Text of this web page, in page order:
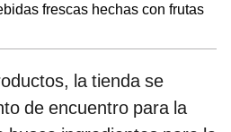
frescas hechas con frutas
la tienda se
de encuentro para la